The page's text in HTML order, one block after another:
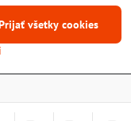
všetky cookies